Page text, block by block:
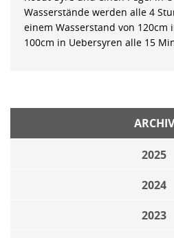
Wasserstände werden alle 4
einem Wasserstand von 120cm
100cm in Uebersyren alle 15
ARCHIV
2025
2024
2023